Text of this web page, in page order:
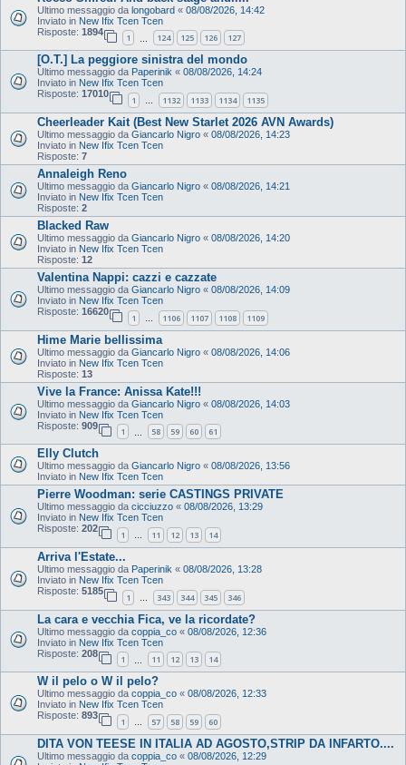
Ultimo messaggio da longobard « 08/08/2026, 14:42
Inviato in New Ifix Tcen Tcen
Risposte: 1894
1 124 125 126 127
[O.T.] La peggiore sinistra del mondo
Ultimo messaggio da Paperinik « 08/08/2026, 14:24
Inviato in New Ifix Tcen Tcen
Risposte: 17010
1 … 1132 1133 1134 1135
Cheerleader Kait (Best New Starlet 2026 AVN Awards)
Ultimo messaggio da Giancarlo Nigro « 08/08/2026, 14:23
Inviato in New Ifix Tcen Tcen
Risposte: 7
Annaleigh Reno
Ultimo messaggio da Giancarlo Nigro « 08/08/2026, 14:21
Inviato in New Ifix Tcen Tcen
Risposte: 2
Blacked Raw
Ultimo messaggio da Giancarlo Nigro « 08/08/2026, 14:20
Inviato in New Ifix Tcen Tcen
Risposte: 12
Valentina Nappi: cazzi e cazzate
Ultimo messaggio da Giancarlo Nigro « 08/08/2026, 14:09
Inviato in New Ifix Tcen Tcen
Risposte: 16620
1 … 1106 1107 1108 1109
Hime Marie bellissima
Ultimo messaggio da Giancarlo Nigro « 08/08/2026, 14:06
Inviato in New Ifix Tcen Tcen
Risposte: 13
Vive la France: Anissa Kate!!!
Ultimo messaggio da Giancarlo Nigro « 08/08/2026, 14:03
Inviato in New Ifix Tcen Tcen
Risposte: 909
1 58 59 60 61
Elly Clutch
Ultimo messaggio da Giancarlo Nigro « 08/08/2026, 13:56
Inviato in New Ifix Tcen Tcen
Pierre Woodman: serie CASTINGS PRIVATE
Ultimo messaggio da cicciuzzo « 08/08/2026, 13:29
Inviato in New Ifix Tcen Tcen
Risposte: 202
1 … 11 12 13 14
Arriva l'Estate...
Ultimo messaggio da Paperinik « 08/08/2026, 13:28
Inviato in New Ifix Tcen Tcen
Risposte: 5185
1 … 343 344 345 346
La cara e vecchia Fica, ve la ricordate?
Ultimo messaggio da coppia_co « 08/08/2026, 12:36
Inviato in New Ifix Tcen Tcen
Risposte: 208
1 11 12 13 14
W il pelo o W il pelo?
Ultimo messaggio da coppia_co « 08/08/2026, 12:33
Inviato in New Ifix Tcen Tcen
Risposte: 893
1 … 57 58 59 60
DITA VON TEESE IN ITALIA AD AGOSTO,STRIP DA INFARTO....
Ultimo messaggio da coppia_co « 08/08/2026, 12:29